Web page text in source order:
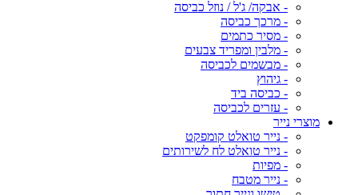
- אבקה/ ג'ל / נוזל כביסה
- מרכך כביסה
- מסיר כתמים
- מלבין ומפריד צבעים
- מבשמים לכביסה
- גיהוץ
- כביסה ביד
- עזרים לכביסה
מוצרי נייר
- נייר טואלט קומפקט
- נייר טואלט לח לשירותים
- מפיות
- נייר מטבח